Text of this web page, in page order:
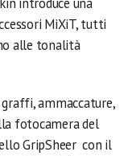
MiXiT, tutti
alle tonalità
ammaccature,
fotocamera del
GripSheer con il